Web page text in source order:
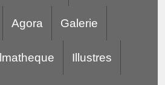
Agora Galerie
Illustres